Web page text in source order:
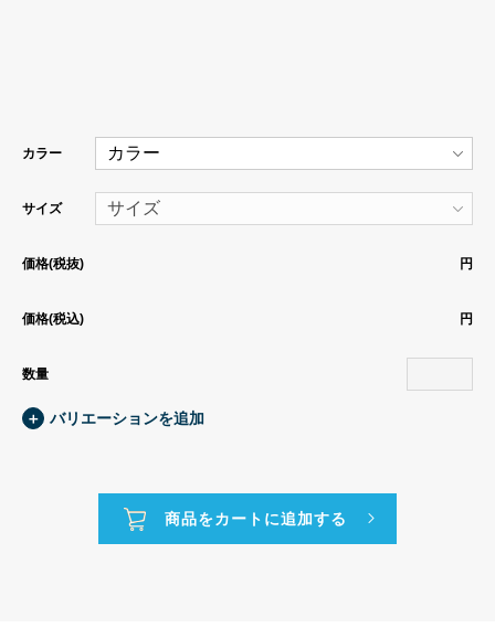
カラー
サイズ
価格(税抜) 円
価格(税込) 円
数量
＋ バリエーションを追加